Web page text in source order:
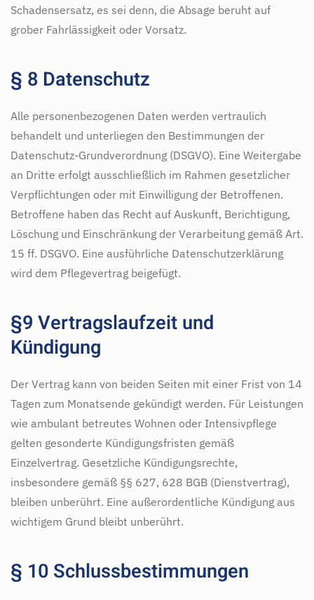
Schadensersatz, es sei denn, die Absage beruht auf
grober Fahrlässigkeit oder Vorsatz.
§ 8 Datenschutz
Alle personenbezogenen Daten werden vertraulich
behandelt und unterliegen den Bestimmungen der
Datenschutz-Grundverordnung (DSGVO). Eine Weitergabe
an Dritte erfolgt ausschließlich im Rahmen gesetzlicher
Verpflichtungen oder mit Einwilligung der Betroffenen.
Betroffene haben das Recht auf Auskunft, Berichtigung,
Löschung und Einschränkung der Verarbeitung gemäß Art.
15 ff. DSGVO. Eine ausführliche Datenschutzerklärung
wird dem Pflegevertrag beigefügt.
§9 Vertragslaufzeit und
Kündigung
Der Vertrag kann von beiden Seiten mit einer Frist von 14
Tagen zum Monatsende gekündigt werden. Für Leistungen
wie ambulant betreutes Wohnen oder Intensivpflege
gelten gesonderte Kündigungsfristen gemäß
Einzelvertrag. Gesetzliche Kündigungsrechte,
insbesondere gemäß §§ 627, 628 BGB (Dienstvertrag),
bleiben unberührt. Eine außerordentliche Kündigung aus
wichtigem Grund bleibt unberührt.
§ 10 Schlussbestimmungen